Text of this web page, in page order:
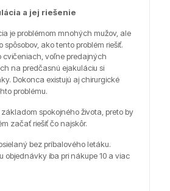
a jej riešenie
je problémom mnohých mužov, ale
spôsobov, ako tento problém riešiť.
cvičeniach, voľne predajných
na predčasnú ejakuláciu si
Dokonca existujú aj chirurgické
problému.
spokojného života, preto by
začať riešiť čo najskôr.
bez príbalového letáku.
objednávky iba pri nákupe 10 a viac